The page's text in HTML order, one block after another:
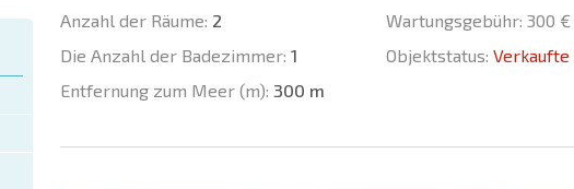
Anzahl der Räume: 2
Die Anzahl der Badezimmer: 1
Entfernung zum Meer (m): 300 m
Wartungsgebühr: 300 €
Objektstatus: